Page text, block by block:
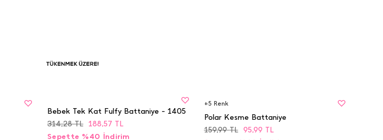
Sepette %40 İndirim
188,57 TL
314,28 TL
Bebek Tek Kat Fulfy Battaniye - 1405
95,99 TL
159,99 TL
+5 Renk
Polar Kesme Battaniye